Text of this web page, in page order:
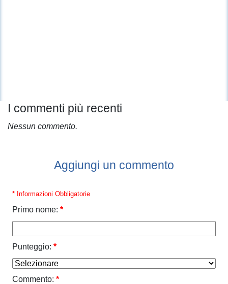
I commenti più recenti
Nessun commento.
Aggiungi un commento
* Informazioni Obbligatorie
Primo nome: *
Punteggio: *
Commento: *